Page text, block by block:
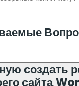
создать
сайта